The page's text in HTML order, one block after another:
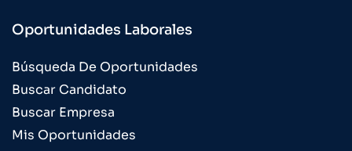
Oportunidades Laborales
Búsqueda De Oportunidades
Buscar Candidato
Buscar Empresa
Mis Oportunidades